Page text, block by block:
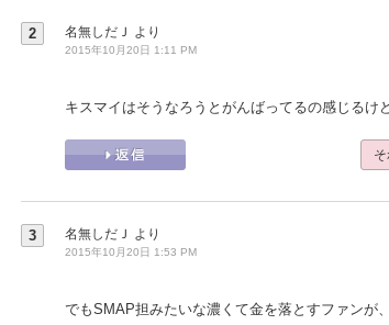
2 名無しだＪ より
2015年10月20日 1:11 PM
キスマイはそうなろうとがんばってるの感じる
そ
3 名無しだＪ より
2015年10月20日 1:53 PM
でもSMAP担みたいな濃くて金を落とすファンが